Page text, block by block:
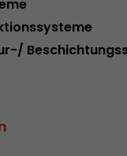
nicht mehr